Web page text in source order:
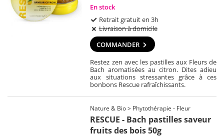
En stock
Retrait gratuit en 3h
Livraison à domicile
COMMANDER
Restez zen avec les pastilles aux Fleurs de
Bach aromatisées au citron. Dites adieu
aux situations stressantes grâce à ces
bonbons Rescue rafraîchissants.
Nature & Bio > Phytothérapie - Fleur
RESCUE - Bach pastilles saveur
fruits des bois 50g